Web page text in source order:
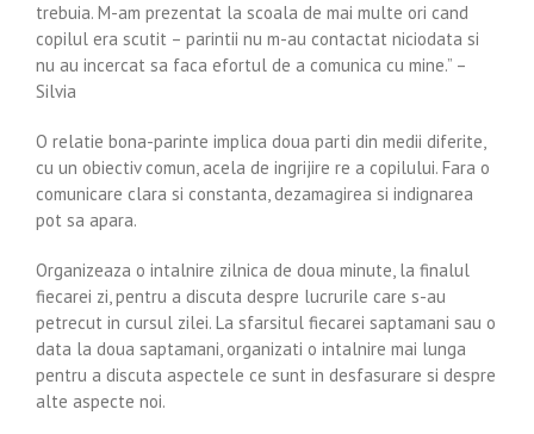
trebuia. M-am prezentat la scoala de mai multe ori cand
copilul era scutit – parintii nu m-au contactat niciodata si
nu au incercat sa faca efortul de a comunica cu mine.” –
Silvia
O relatie bona-parinte implica doua parti din medii diferite,
cu un obiectiv comun, acela de ingrijire re a copilului. Fara o
comunicare clara si constanta, dezamagirea si indignarea
pot sa apara.
Organizeaza o intalnire zilnica de doua minute, la finalul
fiecarei zi, pentru a discuta despre lucrurile care s-au
petrecut in cursul zilei. La sfarsitul fiecarei saptamani sau o
data la doua saptamani, organizati o intalnire mai lunga
pentru a discuta aspectele ce sunt in desfasurare si despre
alte aspecte noi.